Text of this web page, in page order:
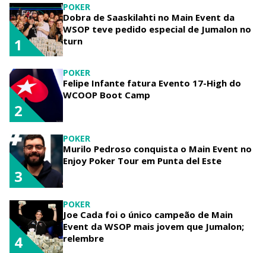
POKER
Dobra de Saaskilahti no Main Event da
WSOP teve pedido especial de Jumalon no
turn
1
POKER
Felipe Infante fatura Evento 17-High do
WCOOP Boot Camp
2
POKER
Murilo Pedroso conquista o Main Event no
Enjoy Poker Tour em Punta del Este
3
POKER
Joe Cada foi o único campeão de Main
Event da WSOP mais jovem que Jumalon;
relembre
4